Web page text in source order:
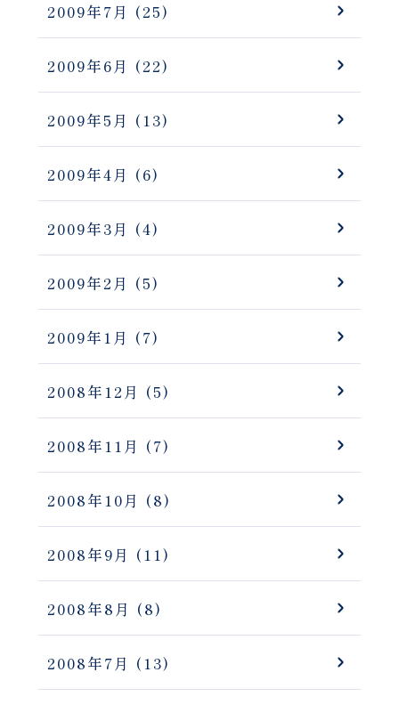
2009年7月 (25)
2009年6月 (22)
2009年5月 (13)
2009年4月 (6)
2009年3月 (4)
2009年2月 (5)
2009年1月 (7)
2008年12月 (5)
2008年11月 (7)
2008年10月 (8)
2008年9月 (11)
2008年8月 (8)
2008年7月 (13)